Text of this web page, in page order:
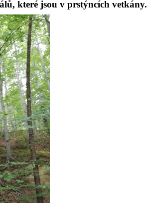
álů, které jsou v prstýncích vetkány.